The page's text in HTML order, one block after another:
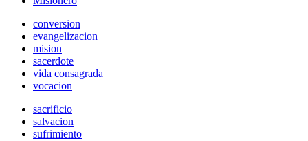
conversion
evangelizacion
mision
sacerdote
vida consagrada
vocacion
sacrificio
salvacion
sufrimiento